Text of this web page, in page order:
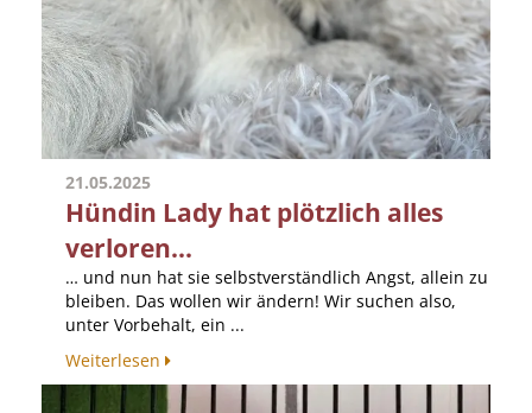
21.05.2025
Hündin Lady hat plötzlich alles
verloren...
… und nun hat sie selbstverständlich Angst, allein zu
bleiben. Das wollen wir ändern! Wir suchen also,
unter Vorbehalt, ein ...
Weiterlesen